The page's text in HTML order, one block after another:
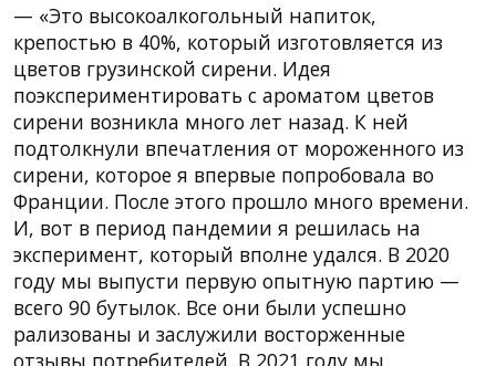
— «Это высокоалкогольный напиток,
крепостью в 40%, который изготовляется из
цветов грузинской сирени. Идея
поэкспериментировать с ароматом цветов
сирени возникла много лет назад. К ней
подтолкнули впечатления от мороженного из
сирени, которое я впервые попробовала во
Франции. После этого прошло много времени.
И, вот в период пандемии я решилась на
эксперимент, который вполне удался. В 2020
году мы выпусти первую опытную партию —
всего 90 бутылок. Все они были успешно
рализованы и заслужили восторженные
отзывы потребителей. В 2021 году мы